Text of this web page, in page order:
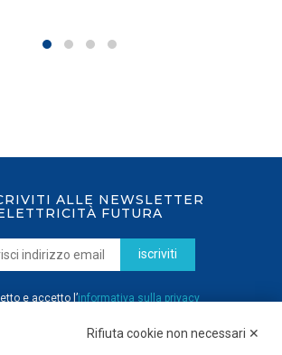
ALLE NEWSLETTER
FUTURA
iscriviti
e accetto l’informativa sulla privacy
Rifiuta cookie non necessari ✕